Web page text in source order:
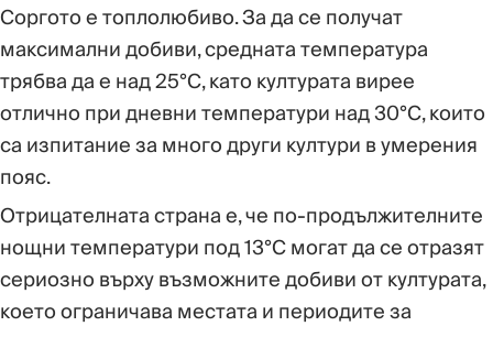
Соргото е топлолюбиво. За да се получат
максимални добиви, средната температура
трябва да е над 25°C, като културата вирее
отлично при дневни температури над 30°C, които
са изпитание за много други култури в умерения
пояс.
Отрицателната страна е, че по-продължителните
нощни температури под 13°C могат да се отразят
сериозно върху възможните добиви от културата,
което ограничава местата и периодите за